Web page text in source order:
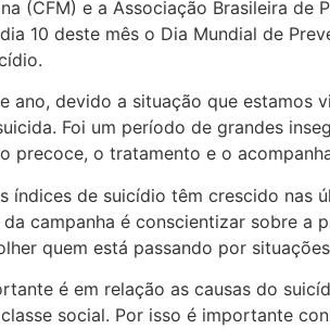
(CFM) e a Associação Brasileira
10 deste mês o Dia Mundial de
ano, devido a situação que estamos
Foi um período de grandes
precoce, o tratamento e o
índices de suicídio têm crescido nas
campanha é conscientizar sobre a
quem está passando por
é em relação as causas do
social. Por isso é importante